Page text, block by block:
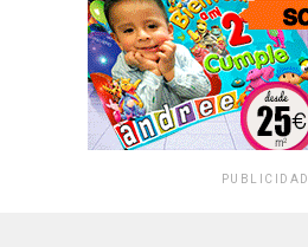
PUBLICIDAD